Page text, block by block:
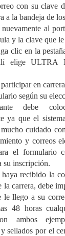
con su clave
a la bandeja de
al
y la clave que
clic en la
elige ULTRA
en
según su
debe
ya que el
cuidado
y correos
el formulario
su inscripción.
recibido la
la carrera, debe
le llego a su
48 horas
ambos
sellados por el